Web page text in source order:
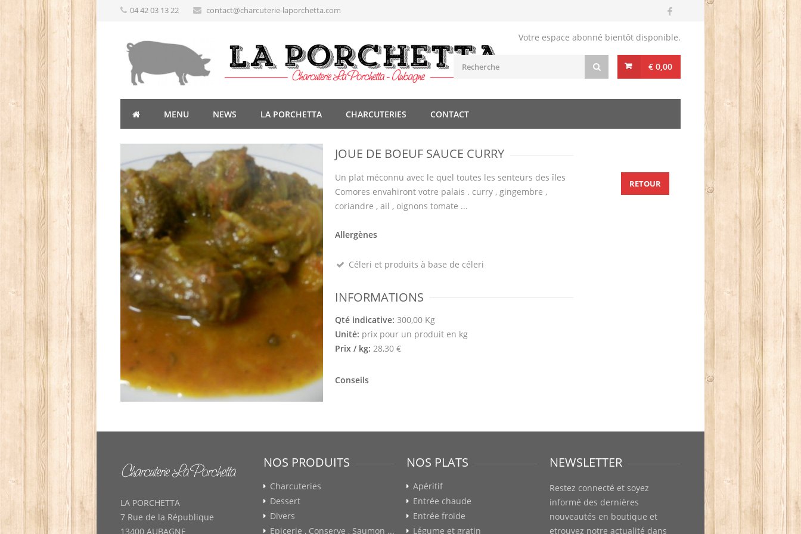
04 42 03 13 22 contact@charcuterie-laporchetta.com
Votre espace abonné bientôt disponible.
€ 0,00
MENU NEWS LA PORCHETTA CHARCUTERIES CONTACT
JOUE DE BOEUF SAUCE CURRY
Un plat méconnu avec le quel toutes les senteurs des îles
Comores envahiront votre palais . curry , gingembre ,
coriandre , ail , oignons tomate ...
Allergènes
Céleri et produits à base de céleri
INFORMATIONS
Qté indicative: 300,00 Kg
Unité: prix pour un produit en kg
Prix / kg: 28,30 €
Conseils
RETOUR
LA PORCHETTA
7 Rue de la République
13400 AUBAGNE
NOS PRODUITS
Charcuteries
Dessert
Divers
Epicerie , Conserve , Saumon ...
NOS PLATS
Apéritif
Entrée chaude
Entrée froide
Légume et gratin
NEWSLETTER
Restez connecté et soyez
informé des dernières
nouveautés en boutique et
etrouvez notre actualité dans